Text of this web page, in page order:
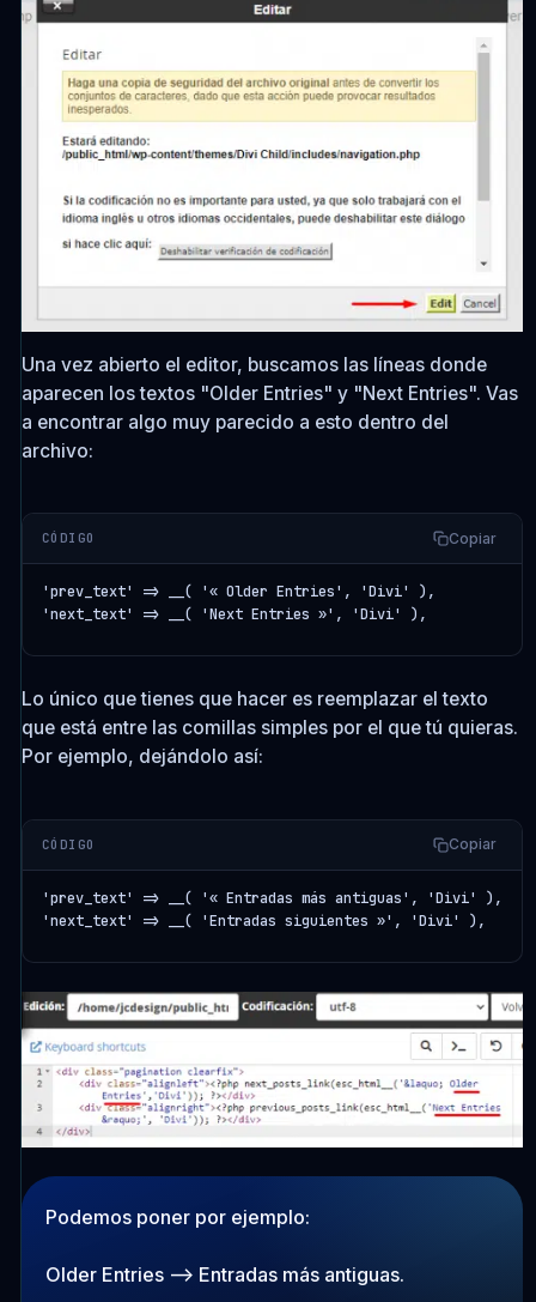
Una vez abierto el editor, buscamos las líneas donde
aparecen los textos "Older Entries" y "Next Entries". Vas
a encontrar algo muy parecido a esto dentro del
archivo:
CÓDIGO Copiar
'prev_text' => __( '« Older Entries', 'Divi' ),
'next_text' => __( 'Next Entries »', 'Divi' ),
Lo único que tienes que hacer es reemplazar el texto
que está entre las comillas simples por el que tú quieras.
Por ejemplo, dejándolo así:
CÓDIGO Copiar
'prev_text' => __( '« Entradas más antiguas', 'Divi' ),
'next_text' => __( 'Entradas siguientes »', 'Divi' ),
Podemos poner por ejemplo:
Older Entries--> Entradas más antiguas.